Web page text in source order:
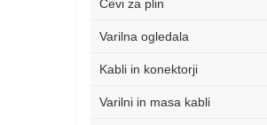
Cevi za plin
Varilna ogledala
Kabli in konektorji
Varilni in masa kabli